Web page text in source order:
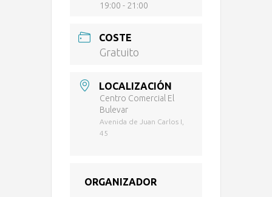
19:00 - 21:00
COSTE
Gratuito
LOCALIZACIÓN
Centro Comercial El
Bulevar
Avenida de Juan Carlos I,
45
ORGANIZADOR